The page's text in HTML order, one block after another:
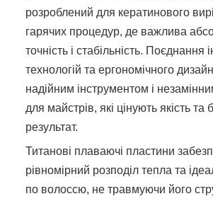
розроблений для кератинового
гарячих процедур, де важлива
точність і стабільність. Поєднання
технологій та ергономічного
надійним інструментом і
для майстрів, які цінують якість та
результат.
Титанові плаваючі пластини
рівномірний розподіл тепла та
по волоссю, не травмуючи його